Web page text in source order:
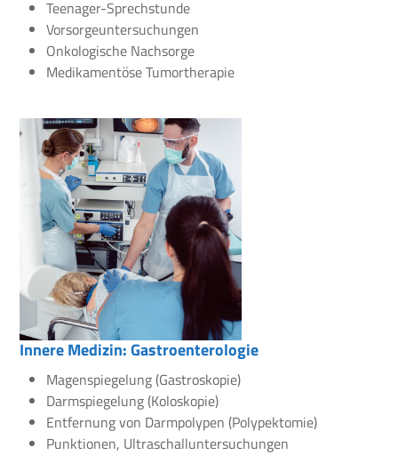
Teenager-Sprechstunde
Vorsorgeuntersuchungen
Onkologische Nachsorge
Medikamentöse Tumortherapie
Innere Medizin: Gastroenterologie
Magenspiegelung (Gastroskopie)
Darmspiegelung (Koloskopie)
Entfernung von Darmpolypen (Polypektomie)
Punktionen, Ultraschalluntersuchungen